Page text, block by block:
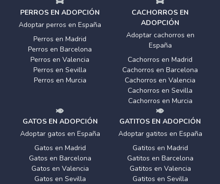
PERROS EN ADOPCIÓN
Adoptar perros en España
Perros en Madrid
Perros en Barcelona
Perros en Valencia
Perros en Sevilla
Perros en Murcia
CACHORROS EN
ADOPCIÓN
Adoptar cachorros en
España
Cachorros en Madrid
Cachorros en Barcelona
Cachorros en Valencia
Cachorros en Sevilla
Cachorros en Murcia
GATOS EN ADOPCIÓN
Adoptar gatos en España
Gatos en Madrid
Gatos en Barcelona
Gatos en Valencia
Gatos en Sevilla
GATITOS EN ADOPCIÓN
Adoptar gatitos en España
Gatitos en Madrid
Gatitos en Barcelona
Gatitos en Valencia
Gatitos en Sevilla